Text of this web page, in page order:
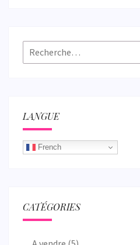
Rechercher :
LANGUE
French
CATÉGORIES